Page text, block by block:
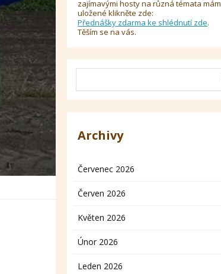
zajímavými hosty na různá témata mám
uložené klikněte zde:
Přednášky zdarma ke shlédnutí zde.
Těším se na vás.
Archivy
Červenec 2026
Červen 2026
Květen 2026
Únor 2026
Leden 2026